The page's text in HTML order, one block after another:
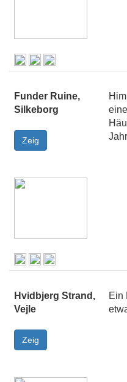
Funder Ruine,
Silkeborg
Hvidbjerg Strand,
Vejle
Ein